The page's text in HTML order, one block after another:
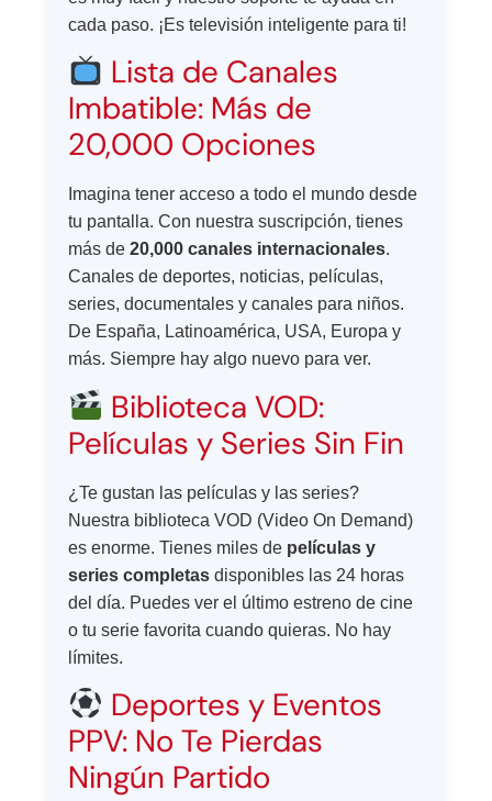
cada paso. ¡Es televisión inteligente para ti!
Lista de Canales
Imbatible: Más de
20,000 Opciones
Imagina tener acceso a todo el mundo desde
tu pantalla. Con nuestra suscripción, tienes
más de20,000 canales internacionales.
Canales de deportes, noticias, películas,
series, documentales y canales para niños.
De España, Latinoamérica, USA, Europa y
más. Siempre hay algo nuevo para ver.
Biblioteca VOD:
Películas y Series Sin Fin
¿Te gustan las películas y las series?
Nuestra biblioteca VOD (Video On Demand)
es enorme. Tienes miles de películas y
series completas disponibles las 24 horas
del día. Puedes ver el último estreno de cine
o tu serie favorita cuando quieras. No hay
límites.
Deportes y Eventos
PPV: No Te Pierdas
Ningún Partido